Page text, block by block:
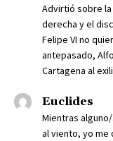
Advirtió sobre la
derecha y el
Felipe VI no
antepasado,
Cartagena al
Euclides
Mientras
al viento, yo me